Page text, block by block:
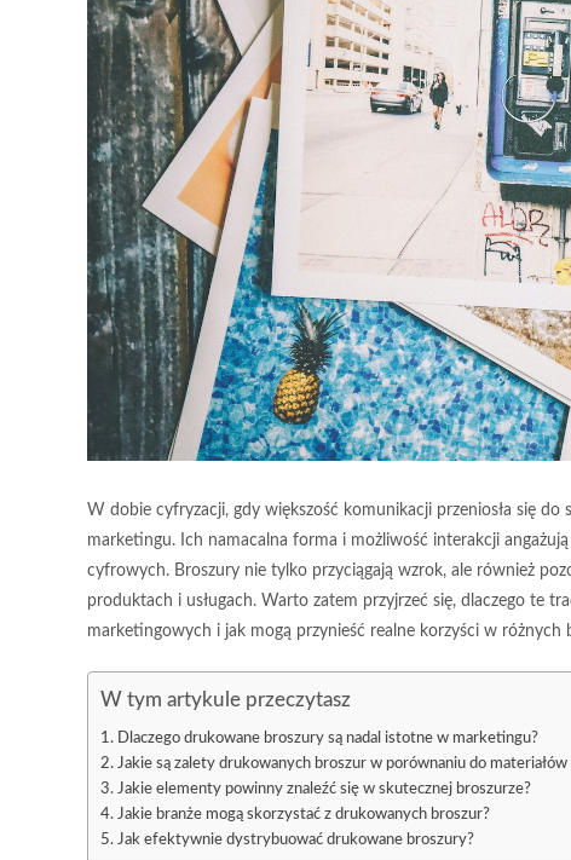
W dobie cyfryzacji, gdy większość komunikacji przeniosła się
marketingu. Ich namacalna forma i możliwość interakcji
cyfrowych. Broszury nie tylko przyciągają wzrok, ale również
produktach i usługach. Warto zatem przyjrzeć się, dlaczego te
marketingowych i jak mogą przynieść realne korzyści w różnych
W tym artykule przeczytasz
Dlaczego drukowane broszury są nadal istotne w marketingu?
Jakie są zalety drukowanych broszur w porównaniu do
Jakie elementy powinny znaleźć się w skutecznej broszurze?
Jakie branże mogą skorzystać z drukowanych broszur?
Jak efektywnie dystrybuować drukowane broszury?